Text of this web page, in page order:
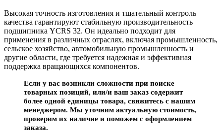
Высокая точность изготовления и тщательный контроль
качества гарантируют стабильную производительность
подшипника YCRS 32. Он идеально подходит для
применения в различных отраслях, включая промышленность,
сельское хозяйство, автомобильную промышленность и
другие области, где требуется надежная и эффективная
поддержка вращающихся компонентов.
Если у вас возникли сложности при поиске
товарных позиций, или/и ваш заказ содержит
более одной единицы товара, свяжитесь с нашим
менеджером. Мы уточним актуальную стоимость,
проверим их наличие и поможем с оформлением
заказа.